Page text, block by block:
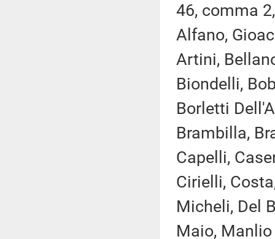
46, comma
Alfano,
Artini,
Biondelli,
Borletti
Brambilla,
Capelli,
Cirielli,
Micheli, Del
Maio, Manlio